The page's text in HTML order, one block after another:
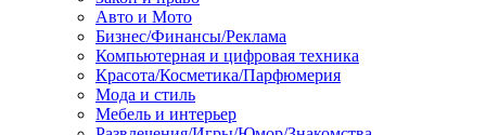
Авто и Мото
Бизнес/Финансы/Реклама
Компьютерная и цифровая техника
Красота/Косметика/Парфюмерия
Мода и стиль
Мебель и интерьер